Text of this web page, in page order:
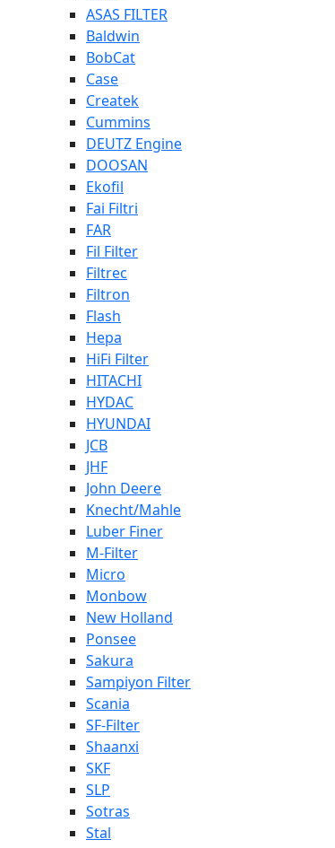
ASAS FILTER
Baldwin
BobCat
Case
Createk
Cummins
DEUTZ Engine
DOOSAN
Ekofil
Fai Filtri
FAR
Fil Filter
Filtrec
Filtron
Flash
Hepa
HiFi Filter
HITACHI
HYDAC
HYUNDAI
JCB
JHF
John Deere
Knecht/Mahle
Luber Finer
M-Filter
Micro
Monbow
New Holland
Ponsee
Sakura
Sampiyon Filter
Scania
SF-Filter
Shaanxi
SKF
SLP
Sotras
Stal